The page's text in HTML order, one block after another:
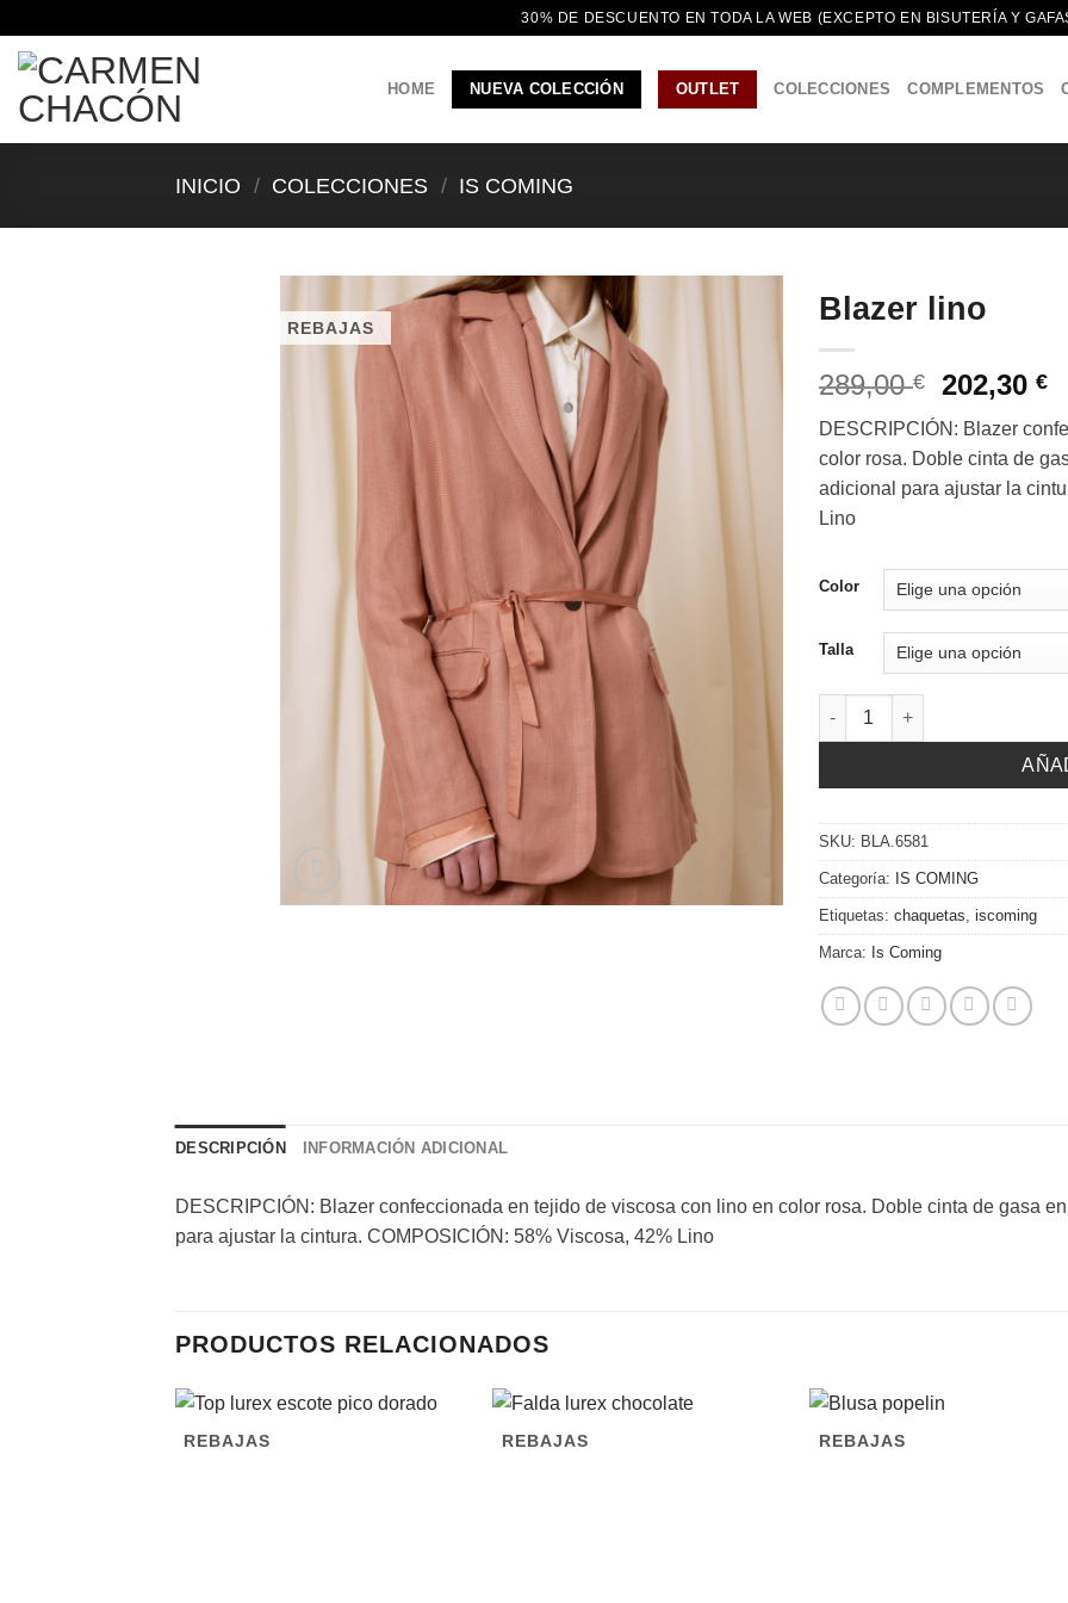
contenido
30% DE DESCUENTO EN TODA LA WEB (EXCEPTO EN BISUTERÍA Y
HOME NUEVA COLECCIÓN OUTLET COLECCIONES COMPLEMENTOS
INICIO / COLECCIONES / IS COMING
REBAJAS
Blazer lino
289,00€
El
original
era:
289,00 €.
202,30€El
DESCRIPCIÓN: Blazer
color rosa. Doble cinta de
adicional para ajustar la
Lino
Color
Talla
Blazer lino cantidad
SKU: BLA.6581
Categoría: IS COMING
Etiquetas: chaquetas iscoming
Marca: Is Coming
DESCRIPCIÓN INFORMACIÓN ADICIONAL
DESCRIPCIÓN: Blazer confeccionada en tejido de viscosa con lino en color rosa. Doble cinta de gasa
para ajustar la cintura. COMPOSICIÓN: 58% Viscosa, 42% Lino
PRODUCTOS RELACIONADOS
REBAJAS REBAJAS REBAJAS